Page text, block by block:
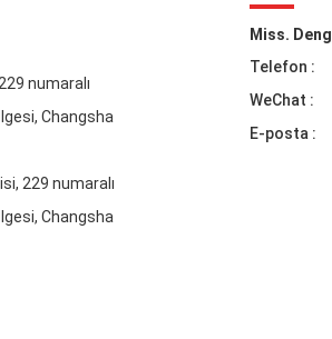
numaralı
Changsha
229 numaralı
Changsha
Miss. Deng
Telefon :
WeChat :
E-posta :